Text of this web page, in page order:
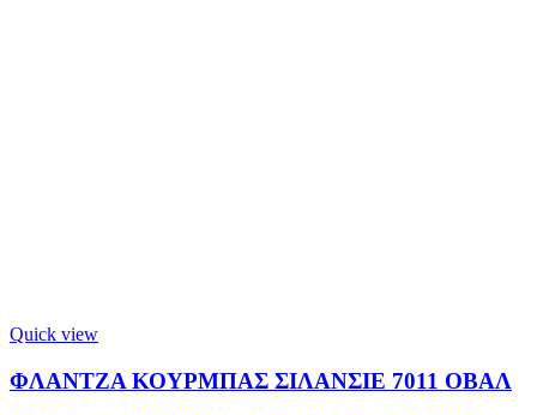
Quick view
ΦΛΑΝΤΖΑ ΚΟΥΡΜΠΑΣ ΣΙΛΑΝΣΙΕ 7011 ΟΒΑΛ